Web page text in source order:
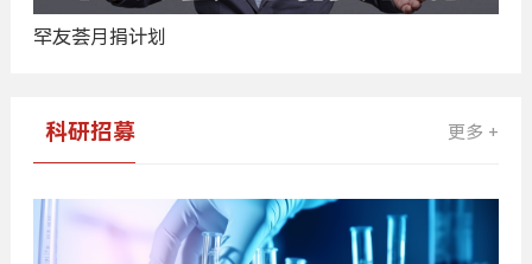
罕友荟月捐计划
科研招募 更多 +